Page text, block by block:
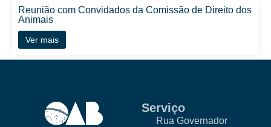
Reunião com Convidados da Comissão de Direito dos
Animais
Ver mais
Serviço
Rua Governador